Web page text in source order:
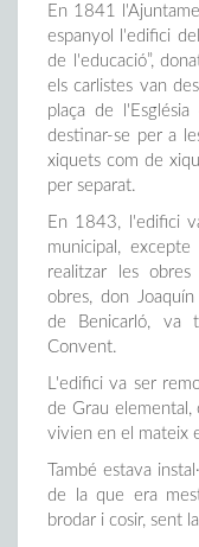
En 1841
espanyol l'edifici
de l'educació”,
els carlistes van
plaça de
destinar-se per a
xiquets com de
per separat.
En 1843, l'edifici
municipal,
realitzar les obres
obres, don
de Benicarló, va
Convent.
L'edifici va ser
de Grau
vivien en el mateix
També estava
de la que era
brodar i cosir, sent